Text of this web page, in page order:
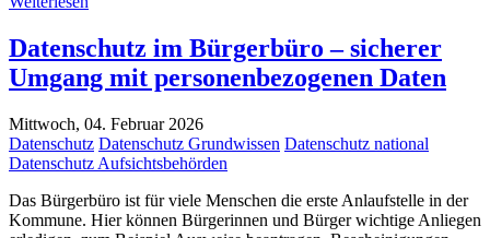
Datenschutz im Bürgerbüro – sicherer
Umgang mit personenbezogenen Daten
Mittwoch, 04. Februar 2026
Datenschutz Datenschutz Grundwissen Datenschutz national
Datenschutz Aufsichtsbehörden
Das Bürgerbüro ist für viele Menschen die erste Anlaufstelle in der
Kommune. Hier können Bürgerinnen und Bürger wichtige Anliegen